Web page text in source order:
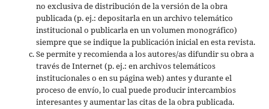
no exclusiva de distribución de la versión de la obra
publicada (p. ej.: depositarla en un archivo telemático
institucional o publicarla en un volumen monográfico)
siempre que se indique la publicación inicial en esta revista.
Se permite y recomienda a los autores/as difundir su obra a
través de Internet (p. ej.: en archivos telemáticos
institucionales o en su página web) antes y durante el
proceso de envío, lo cual puede producir intercambios
interesantes y aumentar las citas de la obra publicada.